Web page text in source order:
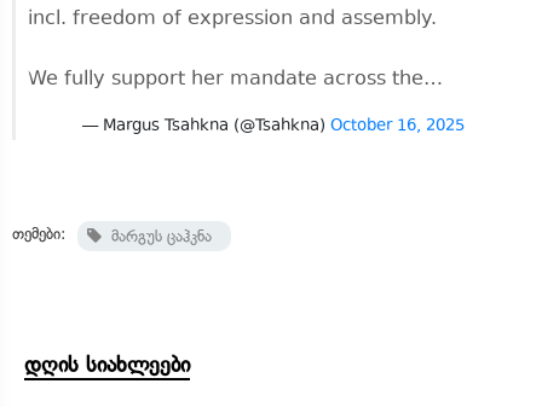
incl. freedom of expression and assembly.
We fully support her mandate across the…
— Margus Tsahkna (@Tsahkna) October 16, 2025
თემები: მარგუს ცაჰკნა
დღის სიახლეები